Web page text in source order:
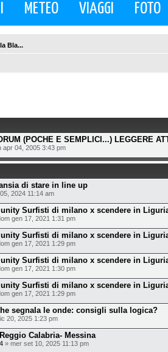
METEO VIAGGI FOTO
Bla...
(POCHE E SEMPLICI...) LEGGERE
apr 04, 2005 3:43 pm
di stare in line up
2024 11:14 am
Surfisti di milano x scendere in
gen 17, 2021 1:31 pm
Surfisti di milano x scendere in
gen 17, 2021 1:29 pm
Surfisti di milano x scendere in
gen 17, 2021 1:30 pm
Surfisti di milano x scendere in
gen 17, 2021 1:29 pm
segnala le onde: consigli sulla logica?
20, 2025 1:23 pm
Calabria- Messina
» mer set 10, 2025 11:13 pm